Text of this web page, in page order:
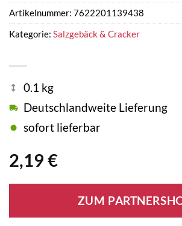
2,19 €
0.1 kg
Deutschlandweite Lieferung
sofort lieferbar
ZUM
Artikelnummer: 7622201139438
Kategorie: Salzgebäck & Cracker